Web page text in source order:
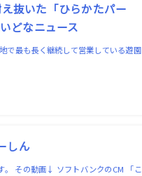
抜いた「ひらかたパー
どなニュース
で最も長く継続して営業している遊園
しん
。 その動画↓ ソフトバンクのCM 「こ